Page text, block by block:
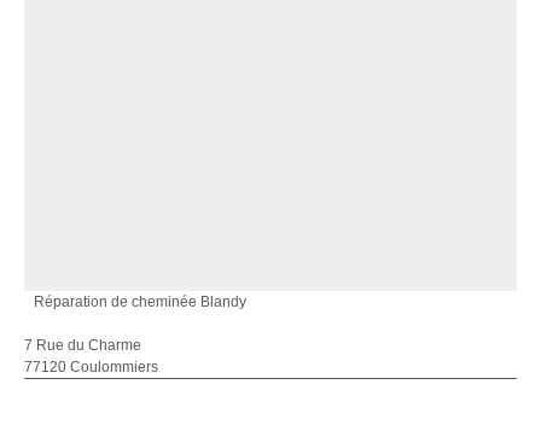
Réparation de cheminée Blandy
7 Rue du Charme
77120 Coulommiers